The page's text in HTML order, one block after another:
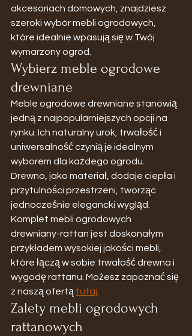
akcesoriach domowych, znajdziesz
szeroki wybór mebli ogrodowych,
które idealnie wpasują się w Twój
wymarzony ogród.
Wybierz meble ogrodowe
drewniane
Meble ogrodowe drewniane stanowią
jedną z najpopularniejszych opcji na
rynku. Ich naturalny urok, trwałość i
uniwersalność czynią je idealnym
wyborem dla każdego ogrodu.
Drewno, jako materiał, dodaje ciepła i
przytulności przestrzeni, tworząc
jednocześnie elegancki wygląd.
Komplet mebli ogrodowych
drewniany-rattan jest doskonałym
przykładem wysokiej jakości mebli,
które łączą w sobie trwałość drewna i
wygodę rattanu. Możesz zapoznać się
z naszą ofertą tutaj.
Zalety mebli ogrodowych
rattanowych